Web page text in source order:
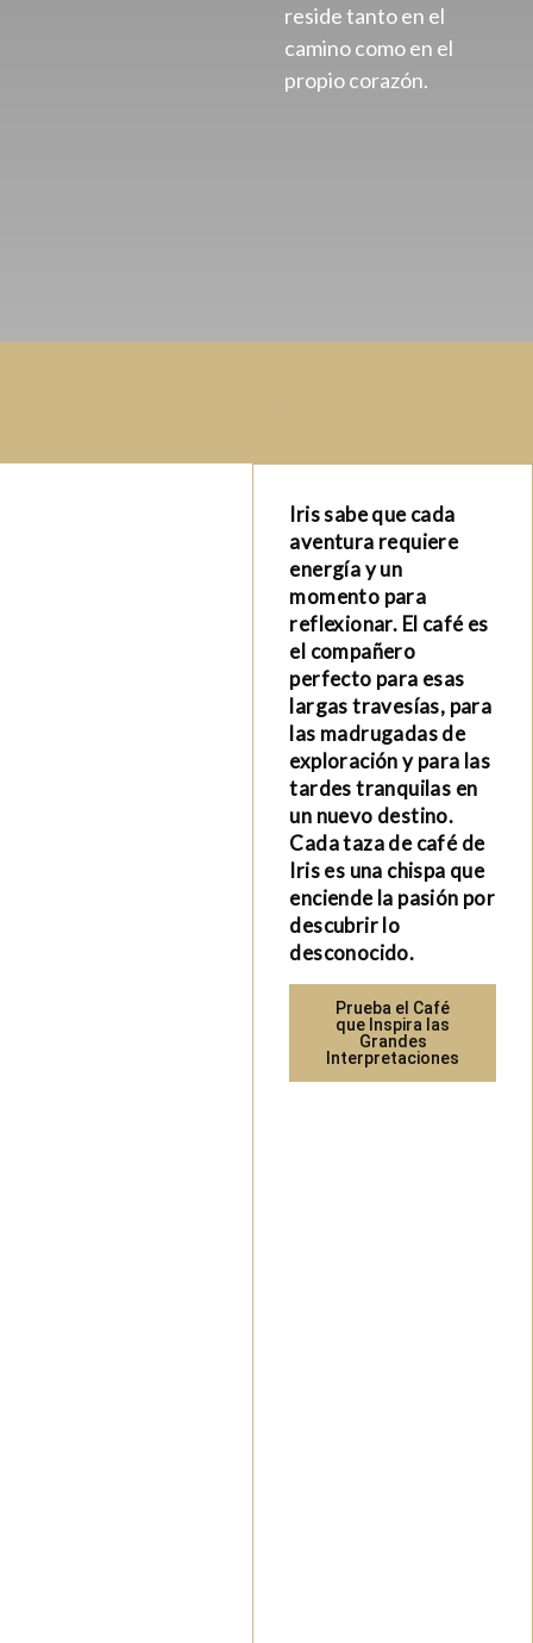
reside tanto en el
camino como en el
propio corazón.
Iris sabe que cada
aventura requiere
energía y un
momento para
reflexionar. El café es
el compañero
perfecto para esas
largas travesías, para
las madrugadas de
exploración y para las
tardes tranquilas en
un nuevo destino.
Cada taza de café de
Iris es una chispa que
enciende la pasión por
descubrir lo
desconocido.
Prueba el Café
que Inspira las
Grandes
Interpretaciones